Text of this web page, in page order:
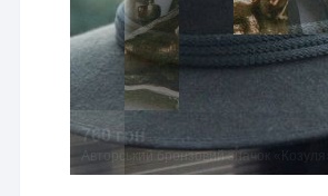
760 грн
Авторський бронзовий значок «Козуля»